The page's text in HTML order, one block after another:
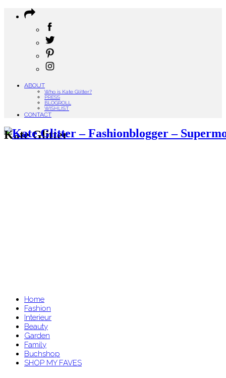
ABOUT
Who is Kate Glitter?
PRESS
BLOGROLL
WISHLIST
CONTACT
Kate Glitter
Home
Fashion
Interieur
Beauty
Garden
Family
Buchshop
SHOP MY FAVES